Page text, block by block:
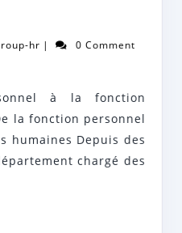
hrpngroup-
| 0 Comment
à la fonction
la fonction personnel
humaines Depuis des
chargé des